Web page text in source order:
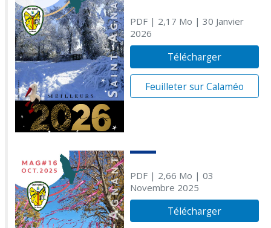
PDF| 2,17 Mo | 30 Janvier
2026
Télécharger
Feuilleter sur Calaméo
PDF| 2,66 Mo | 03
Novembre 2025
Télécharger